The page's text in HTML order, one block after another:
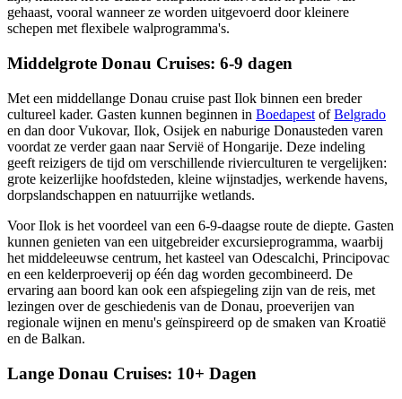
gehaast, vooral wanneer ze worden uitgevoerd door kleinere
schepen met flexibele walprogramma's.
Middelgrote Donau Cruises: 6-9 dagen
Met een middellange Donau cruise past Ilok binnen een breder
cultureel kader. Gasten kunnen beginnen in Boedapest ofBelgrado
en dan door Vukovar, Ilok, Osijek en naburige Donausteden varen
voordat ze verder gaan naar Servië of Hongarije. Deze indeling
geeft reizigers de tijd om verschillende rivierculturen te vergelijken:
grote keizerlijke hoofdsteden, kleine wijnstadjes, werkende havens,
dorpslandschappen en natuurrijke wetlands.
Voor Ilok is het voordeel van een 6-9-daagse route de diepte. Gasten
kunnen genieten van een uitgebreider excursieprogramma, waarbij
het middeleeuwse centrum, het kasteel van Odescalchi, Principovac
en een kelderproeverij op één dag worden gecombineerd. De
ervaring aan boord kan ook een afspiegeling zijn van de reis, met
lezingen over de geschiedenis van de Donau, proeverijen van
regionale wijnen en menu's geïnspireerd op de smaken van Kroatië
en de Balkan.
Lange Donau Cruises: 10+ Dagen